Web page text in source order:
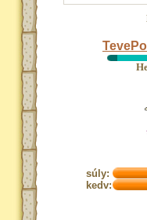
súly:
kedv: